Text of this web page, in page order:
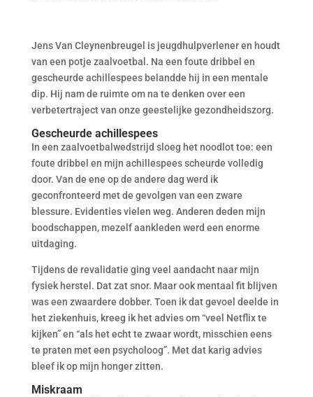
Jens Van Cleynenbreugel is jeugdhulpverlener en houdt
van een potje zaalvoetbal. Na een foute dribbel en
gescheurde achillespees belandde hij in een mentale
dip. Hij nam de ruimte om na te denken over een
verbetertraject van onze geestelijke gezondheidszorg.
Gescheurde achillespees
In een zaalvoetbalwedstrijd sloeg het noodlot toe: een
foute dribbel en mijn achillespees scheurde volledig
door. Van de ene op de andere dag werd ik
geconfronteerd met de gevolgen van een zware
blessure. Evidenties vielen weg. Anderen deden mijn
boodschappen, mezelf aankleden werd een enorme
uitdaging.
Tijdens de revalidatie ging veel aandacht naar mijn
fysiek herstel. Dat zat snor. Maar ook mentaal fit blijven
was een zwaardere dobber. Toen ik dat gevoel deelde in
het ziekenhuis, kreeg ik het advies om “veel Netflix te
kijken” en “als het echt te zwaar wordt, misschien eens
te praten met een psycholoog”. Met dat karig advies
bleef ik op mijn honger zitten.
Miskraam